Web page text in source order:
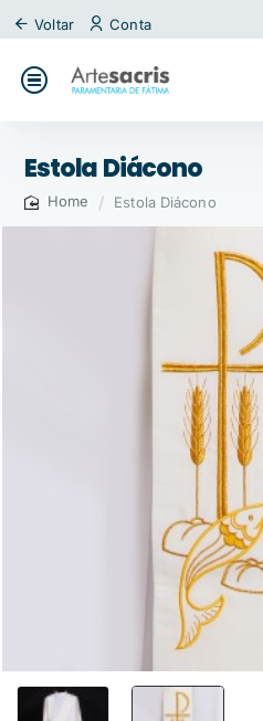
Voltar Conta
Estola Diácono
Estola Diácono